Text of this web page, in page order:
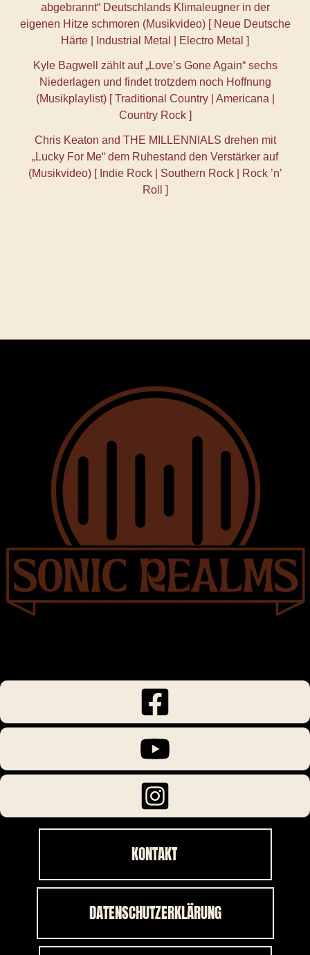
abgebrannt“ Deutschlands Klimaleugner in der
eigenen Hitze schmoren (Musikvideo) [ Neue Deutsche
Härte | Industrial Metal | Electro Metal ]
Kyle Bagwell zählt auf „Love’s Gone Again“ sechs
Niederlagen und findet trotzdem noch Hoffnung
(Musikplaylist) [ Traditional Country | Americana |
Country Rock ]
Chris Keaton and THE MILLENNIALS drehen mit
„Lucky For Me“ dem Ruhestand den Verstärker auf
(Musikvideo) [ Indie Rock | Southern Rock | Rock ’n’
Roll ]
KONTAKT
DATENSCHUTZERKLÄRUNG